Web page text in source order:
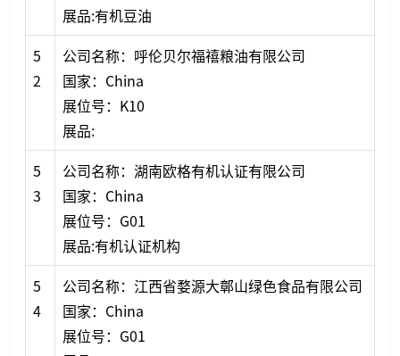
展品:有机豆油
5
2
公司名称：呼伦贝尔福禧粮油有限公司
国家：China
展位号：K10
展品:
5
3
公司名称：湖南欧格有机认证有限公司
国家：China
展位号：G01
展品:有机认证机构
5
4
公司名称：江西省婺源大鄣山绿色食品有限公司
国家：China
展位号：G01